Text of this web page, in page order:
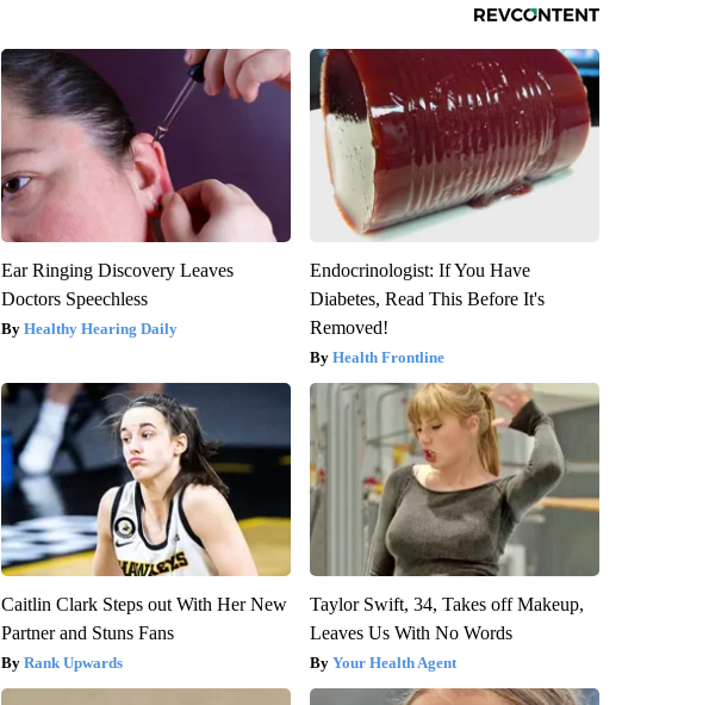
Ear Ringing Discovery Leaves
Doctors Speechless
Healthy Hearing Daily
Endocrinologist: If You Have
Diabetes, Read This Before It's
Removed!
Health Frontline
Caitlin Clark Steps out With Her New
Partner and Stuns Fans
Rank Upwards
Taylor Swift, 34, Takes off Makeup,
Leaves Us With No Words
Your Health Agent